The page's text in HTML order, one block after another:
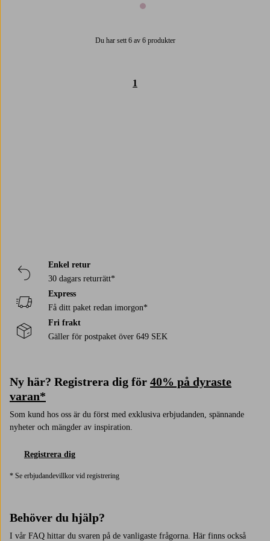
1 färg
Du har sett 6 av 6 produkter
1
Enkel retur
30 dagars returrätt*
Express
Få ditt paket redan imorgon*
Fri frakt
Gäller för postpaket över 649 SEK
Ny här? Registrera dig för 40% på dyraste
varan*
Som kund hos oss är du först med exklusiva erbjudanden, spännande
nyheter och mängder av inspiration.
Registrera dig
* Se erbjudandevillkor vid registrering
Behöver du hjälp?
I vår FAQ hittar du svaren på de vanligaste frågorna. Här finns också